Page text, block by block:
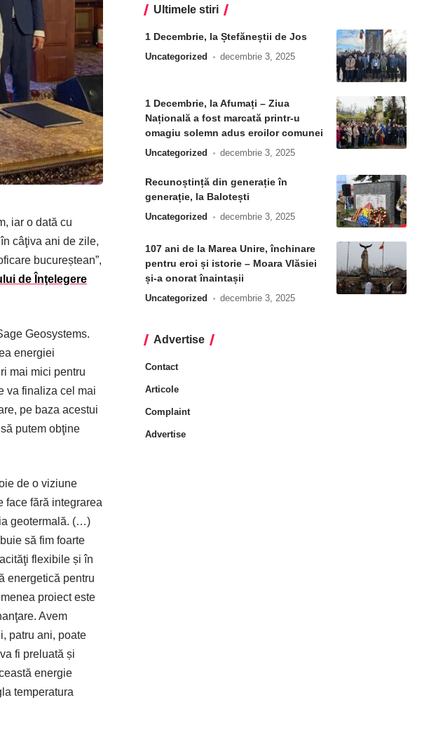
iar o dată cu
câţiva ani de zile,
bucureștean”,
de Înţelegere
Geosystems.
energiei
mai mici pentru
va finaliza cel mai
pe baza acestui
putem obţine
de o viziune
face fără integrarea
geotermală. (…)
să fim foarte
flexibile și în
energetică pentru
proiect este
Avem
patru ani, poate
fi preluată și
energie
temperatura
Ultimele stiri
1 Decembrie, la Ștefăneștii de Jos
Uncategorized decembrie 3, 2025
1 Decembrie, la Afumați – Ziua
Națională a fost marcată printr-u
omagiu solemn adus eroilor comunei
Uncategorized decembrie 3, 2025
Recunoștință din generație în
generație, la Balotești
Uncategorized decembrie 3, 2025
107 ani de la Marea Unire, închinare
pentru eroi și istorie – Moara Vlăsiei
și-a onorat înaintașii
Uncategorized decembrie 3, 2025
Advertise
Contact
Articole
Complaint
Advertise